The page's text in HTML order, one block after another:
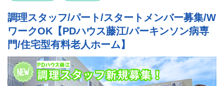
調理スタッフ/パート/スタートメンバー募集/W
ワークOK【PDハウス藤江/パーキンソン病専
門/住宅型有料老人ホーム】